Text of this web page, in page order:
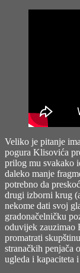
Veliko je pitanje
pogura Klisovića
prilog mu svakako
daleko manje
potrebno da
drugi izborni krug
nekome dati svoj
gradonačelničku
oduvijek zauzimao
promatrati
stranačkih penjača
ugleda i kapaciteta